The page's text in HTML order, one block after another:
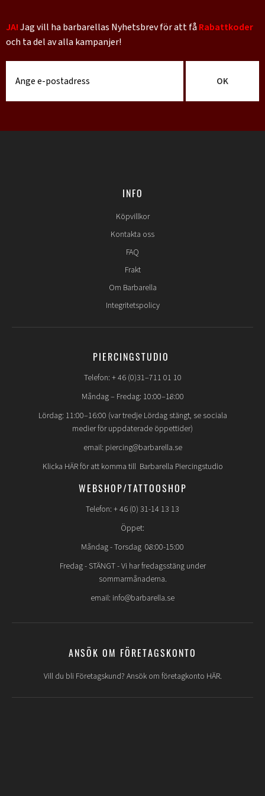
JA!Jag vill ha barbarellas Nyhetsbrev för att fåRabattkoder
och ta del av alla kampanjer!
OK
INFO
Köpvillkor
Kontakta oss
FAQ
Frakt
Om Barbarella
Integritetspolicy
PIERCINGSTUDIO
Telefon: + 46 (0)31–711 01 10
Måndag – Fredag: 10:00–18:00
Lördag: 11:00–16:00 (var tredje Lördag stängt, se sociala
medier för uppdaterade öppettider)
email: piercing@barbarella.se
Klicka HÄR för att komma till Barbarella Piercingstudio
WEBSHOP/TATTOOSHOP
Telefon: + 46 (0) 31-14 13 13
Öppet:
Måndag - Torsdag 08:00-15:00
Fredag - STÄNGT- Vi har fredagsstäng under
sommarmånaderna.
email: info@barbarella.se
ANSÖK OM FÖRETAGSKONTO
Vill du bli Företagskund? Ansök om företagkonto HÄR.